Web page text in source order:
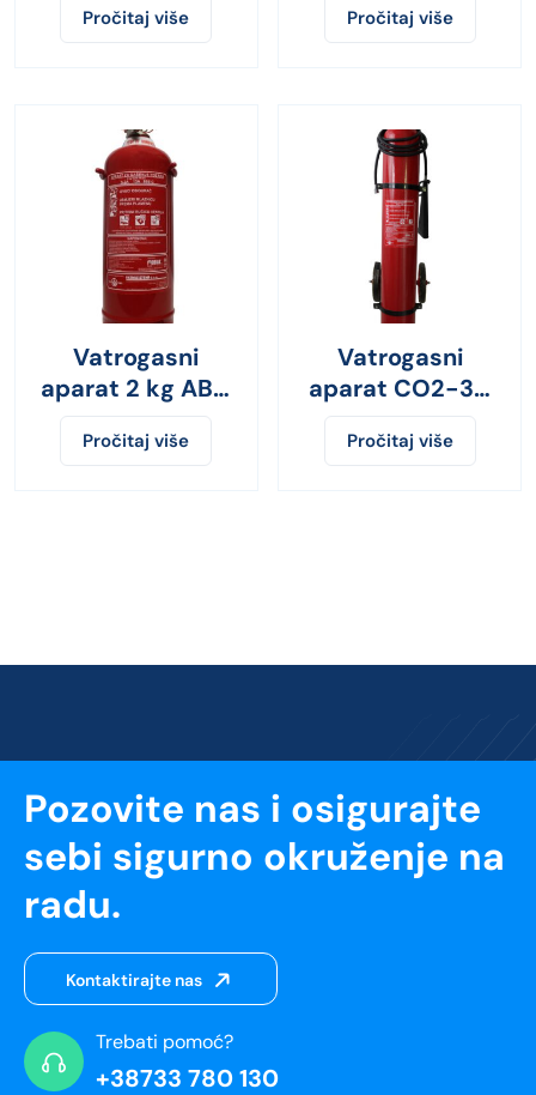
Pročitaj više Pročitaj više
Vatrogasni
aparat 2 kg ABC
prah
Pročitaj više
Vatrogasni
aparat CO2-30
kg
Pročitaj više
Pozovite nas i osigurajte
sebi sigurno okruženje na
radu.
Kontaktirajte nas
Trebati pomoć?
+38733 780 130